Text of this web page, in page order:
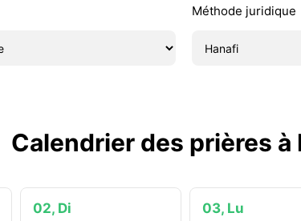
Méthode juridique
Calendrier des prières
02, Di 03, Lu